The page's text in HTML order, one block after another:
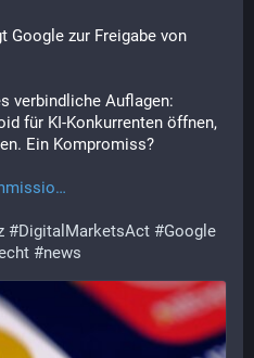
Google zur Freigabe von
verbindliche Auflagen:
für KI-Konkurrenten öffnen,
Ein Kompromiss?
#DigitalMarketsAct #Google
#news